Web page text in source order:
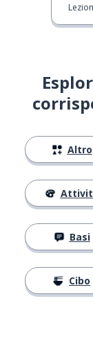
Altro
Basi
Cibo